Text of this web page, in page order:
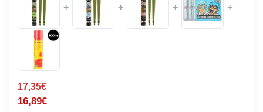
+ + + +
17,35€
16,89€